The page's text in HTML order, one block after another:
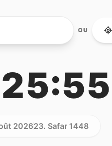
OU
202623. Safar 1448